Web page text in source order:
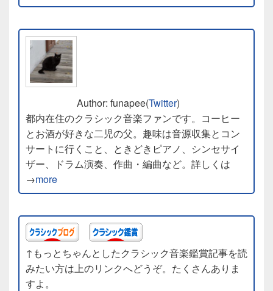
Author: funapee(Twitter)
都内在住のクラシック音楽ファンです。コーヒー
とお酒が好きな二児の父。趣味は音源収集とコン
サートに行くこと、ときどきピアノ、シンセサイ
ザー、ドラム演奏、作曲・編曲など。詳しくは
→more
↑もっとちゃんとしたクラシック音楽鑑賞記事を読
みたい方は上のリンクへどうぞ。たくさんありま
すよ。